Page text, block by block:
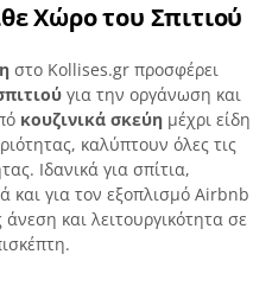
Χώρο του Σπιτιού
στο Kollises.gr προσφέρει
για την οργάνωση και
κουζινικά σκεύη μέχρι είδη
καλύπτουν όλες τις
Ιδανικά για σπίτια,
και για τον εξοπλισμό Airbnb
και λειτουργικότητα σε